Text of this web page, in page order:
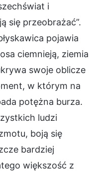
i
się przeobrażać”.
pojawia
ciemnieją, ziemia
swoje oblicze
w którym na
potężna burza.
ludzi
boją się
bardziej
większość z